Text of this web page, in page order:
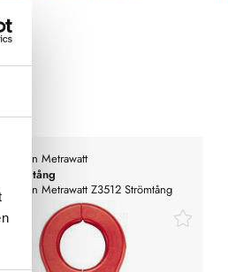
Gossen Metrawatt
Strömtång
Gossen Metrawatt Z3512 Strömtång